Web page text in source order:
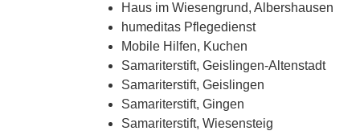
Haus im Wiesengrund, Albershausen
humeditas Pflegedienst
Mobile Hilfen, Kuchen
Samariterstift, Geislingen-Altenstadt
Samariterstift, Geislingen
Samariterstift, Gingen
Samariterstift, Wiesensteig